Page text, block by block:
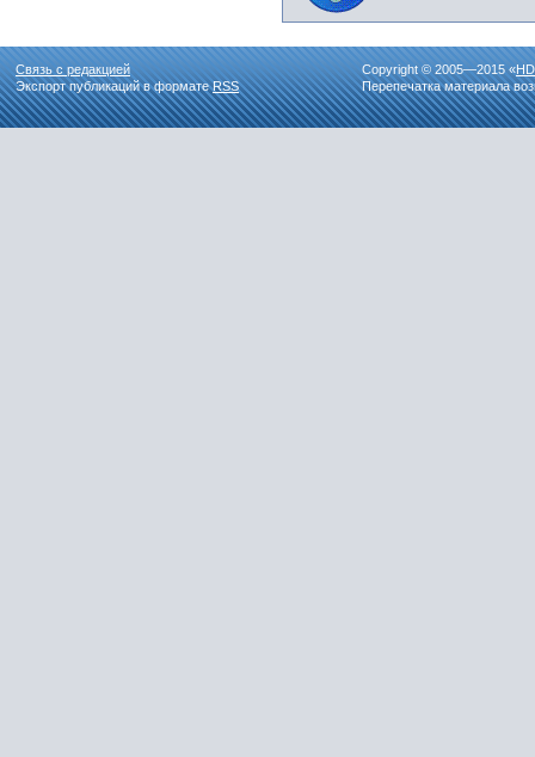
Связь с редакцией
Экспорт публикаций в форматеRSS
Copyright © 2005—2015 «
Перепечатка материала